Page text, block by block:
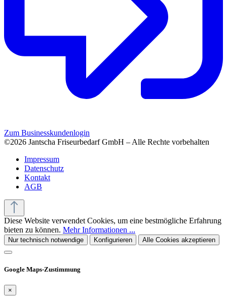
Zum Businesskundenlogin
©2026 Jantscha Friseurbedarf GmbH – Alle Rechte vorbehalten
Impressum
Datenschutz
Kontakt
AGB
Diese Website verwendet Cookies, um eine bestmögliche Erfahrung
bieten zu können. Mehr Informationen ...
Nur technisch notwendige Konfigurieren Alle Cookies akzeptieren
Google Maps-Zustimmung
×